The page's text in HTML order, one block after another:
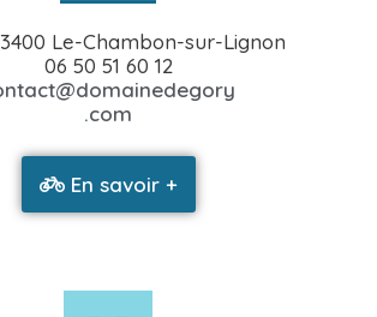
Le-Chambon-sur-Lignon
06 50 51 60 12
.com
En savoir +